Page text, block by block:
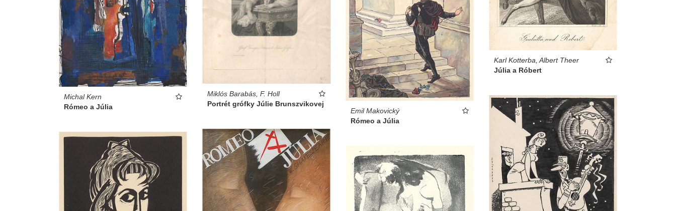
Karl Kotterba, Albert Theer
Júlia a Róbert
Miklós Barabás, F. Holl
Portrét grófky Júlie Brunszvikovej
Emil Makovický
Rómeo a Júlia
Michal Kern
Rómeo a Júlia